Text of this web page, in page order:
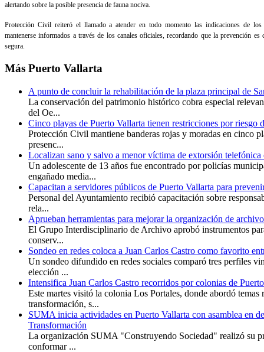
alertando sobre la posible presencia de fauna nociva.
Protección Civil reiteró el llamado a atender en todo momento las indicaciones de
mantenerse informados a través de los canales oficiales, recordando que la prevención
segura.
Más Puerto Vallarta
A punto de concluir la rehabilitación de la plaza principal de
La conservación del patrimonio histórico cobra especial
del Oe...
Cinco playas de Puerto Vallarta tienen restricciones por riesgo
Protección Civil mantiene banderas rojas y moradas en cinco
presenc...
Localizan sano y salvo a menor víctima de extorsión telefónica
Un adolescente de 13 años fue encontrado por policías
engañado media...
Capacitan a servidores públicos de Puerto Vallarta para
Personal del Ayuntamiento recibió capacitación sobre
rela...
Aprueban herramientas para mejorar la organización de
El Grupo Interdisciplinario de Archivo aprobó instrumentos
conserv...
Sondeo en redes coloca a Juan Carlos Castro como favorito
Un sondeo difundido en redes sociales comparó tres perfiles
elección ...
Intensifica Juan Carlos Castro recorridos por colonias de
Este martes visitó la colonia Los Portales, donde abordó temas
transformación, s...
SUMA inicia actividades en Puerto Vallarta con asamblea en
Transformación
La organización SUMA "Construyendo Sociedad" realizó su
conformar ...